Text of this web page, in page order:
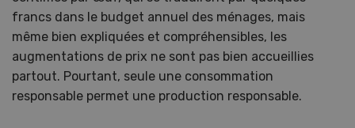
francs dans le budget annuel des ménages, mais
même bien expliquées et compréhensibles, les
augmentations de prix ne sont pas bien accueillies
partout. Pourtant, seule une consommation
responsable permet une production responsable.